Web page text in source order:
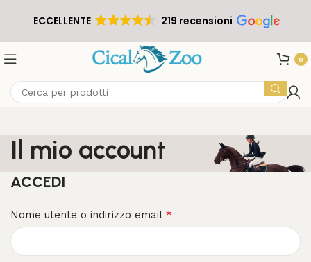
ECCELLENTE 219 recensioni
0
Il mio account
ACCEDI
Nome utente o indirizzo email *